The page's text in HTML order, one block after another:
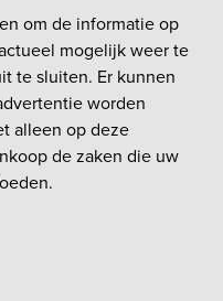
om de informatie op
mogelijk weer te
te sluiten. Er kunnen
worden
alleen op deze
de zaken die uw